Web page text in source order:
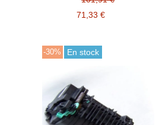
71,33 €
-30% En stock